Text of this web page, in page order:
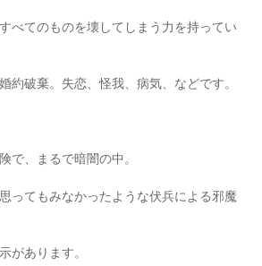
べてのものを壊してしまう力を持ってい
約破棄。失恋、怪我、病気、などです。
で、まるで暗闇の中。
ってもみなかったような伏兵による邪魔
があります。